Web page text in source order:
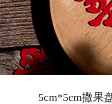
5cm*5cm撒果